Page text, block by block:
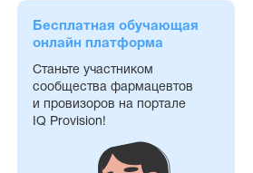
Бесплатная обучающая
онлайн платформа
Станьте участником
сообщества фармацевтов
и провизоров на портале
IQ Provision!